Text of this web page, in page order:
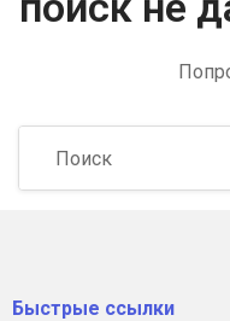
Быстрые ссылки